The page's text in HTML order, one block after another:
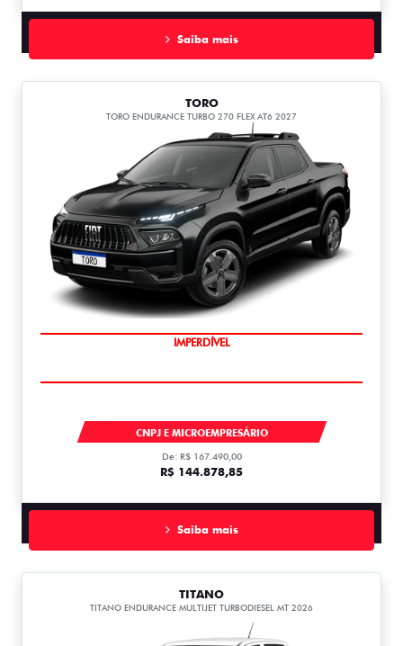
Saiba mais
TORO
TORO ENDURANCE TURBO 270 FLEX AT6 2027
IMPERDÍVEL
CNPJ E MICROEMPRESÁRIO
De: R$ 167.490,00
R$ 144.878,85
Saiba mais
TITANO
TITANO ENDURANCE MULTIJET TURBODIESEL MT 2026